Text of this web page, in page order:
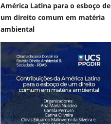
América Latina para o esboço de
um direito comum em matéria
ambiental